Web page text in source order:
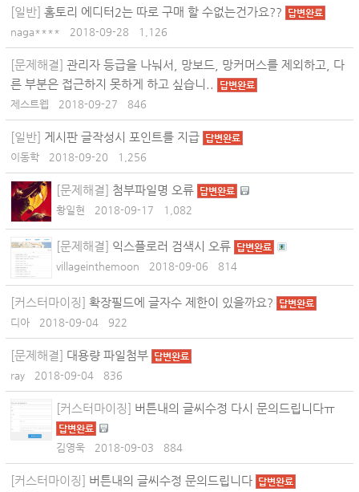
[일반] 홈토리 에디터2는 따로 구매 할 수없는건가요?? 답변완료
naga**** 2018-09-28 1,126
[문제해결] 관리자 등급을 나눠서, 망보드, 망커머스를 제외하고, 다
른 부분은 접근하지 못하게 하고 싶습니..
답변완료
제스트웹 2018-09-27 846
[일반] 게시판 글작성시 포인트를 지급 답변완료
이동학 2018-09-20 1,256
[문제해결] 첨부파일명 오류 답변완료
황일현 2018-09-17 1,082
[문제해결] 익스플로러 검색시 오류 답변완료
villageinthemoon 2018-09-06 814
[커스터마이징] 확장필드에 글자수 제한이 있을까요? 답변완료
디아 2018-09-04 922
[문제해결] 대용량 파일첨부 답변완료
ray 2018-09-04 836
[커스터마이징] 버튼내의 글씨수정 다시 문의드립니다ㅠ
답변완료
김영욱 2018-09-03 884
[커스터마이징] 버튼내의 글씨수정 문의드립니다 답변완료